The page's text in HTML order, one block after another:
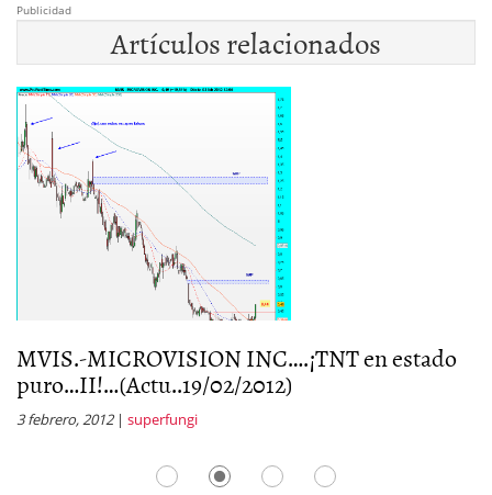
Publicidad
Artículos relacionados
MVIS.-MICROVISION INC….¡TNT en estado
puro…II!…(Actu..19/02/2012)
3 febrero, 2012| superfungi